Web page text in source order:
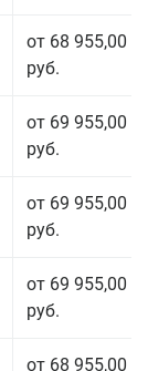
от 68 955,00
руб.
от 69 955,00
руб.
от 69 955,00
руб.
от 69 955,00
руб.
от 68 955,00